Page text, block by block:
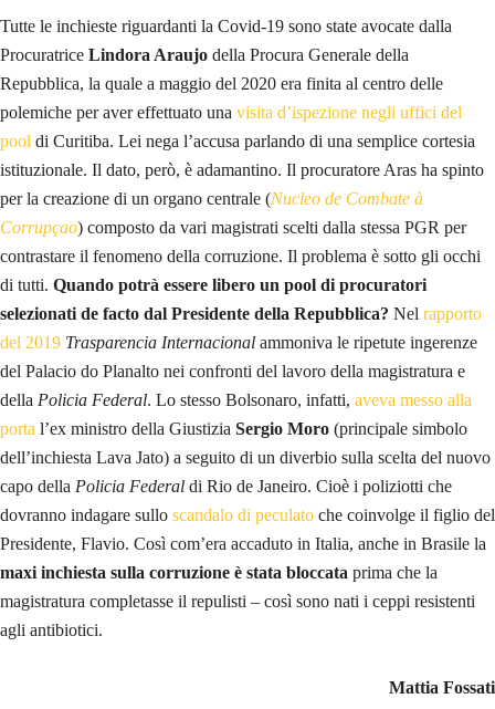
Tutte le inchieste riguardanti la Covid-19 sono state avocate dalla
Procuratrice Lindora Araujo della Procura Generale della
Repubblica, la quale a maggio del 2020 era finita al centro delle
polemiche per aver effettuato una visita d’ispezione negli uffici del
pool di Curitiba. Lei nega l’accusa parlando di una semplice cortesia
istituzionale. Il dato, però, è adamantino. Il procuratore Aras ha spinto
per la creazione di un organo centrale (Nucleo de Combate à
Corrupçao) composto da vari magistrati scelti dalla stessa PGR per
contrastare il fenomeno della corruzione. Il problema è sotto gli occhi
di tutti. Quando potrà essere libero un pool di procuratori
selezionati de facto dal Presidente della Repubblica? Nel rapporto
del 2019 Trasparencia Internacional ammoniva le ripetute ingerenze
del Palacio do Planalto nei confronti del lavoro della magistratura e
della Policia Federal. Lo stesso Bolsonaro, infatti, aveva messo alla
porta l’ex ministro della Giustizia Sergio Moro (principale simbolo
dell’inchiesta Lava Jato) a seguito di un diverbio sulla scelta del nuovo
capo della Policia Federal di Rio de Janeiro. Cioè i poliziotti che
dovranno indagare sullo scandalo di peculato che coinvolge il figlio del
Presidente, Flavio. Così com’era accaduto in Italia, anche in Brasile la
maxi inchiesta sulla corruzione è stata bloccata prima che la
magistratura completasse il repulisti – così sono nati i ceppi resistenti
agli antibiotici.
Mattia Fossati